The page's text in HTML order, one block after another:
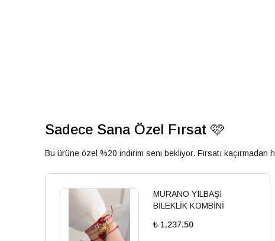
Sadece Sana Özel Fırsat 🩷
Bu ürüne özel %20 indirim seni bekliyor. Fırsatı kaçırmadan
MURANO YILBAŞI
BİLEKLİK KOMBİNİ
₺ 1,237.50